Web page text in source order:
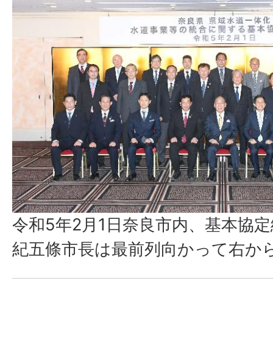
令和5年2月1日奈良市内、基本協
紀五條市長は最前列向かって右か